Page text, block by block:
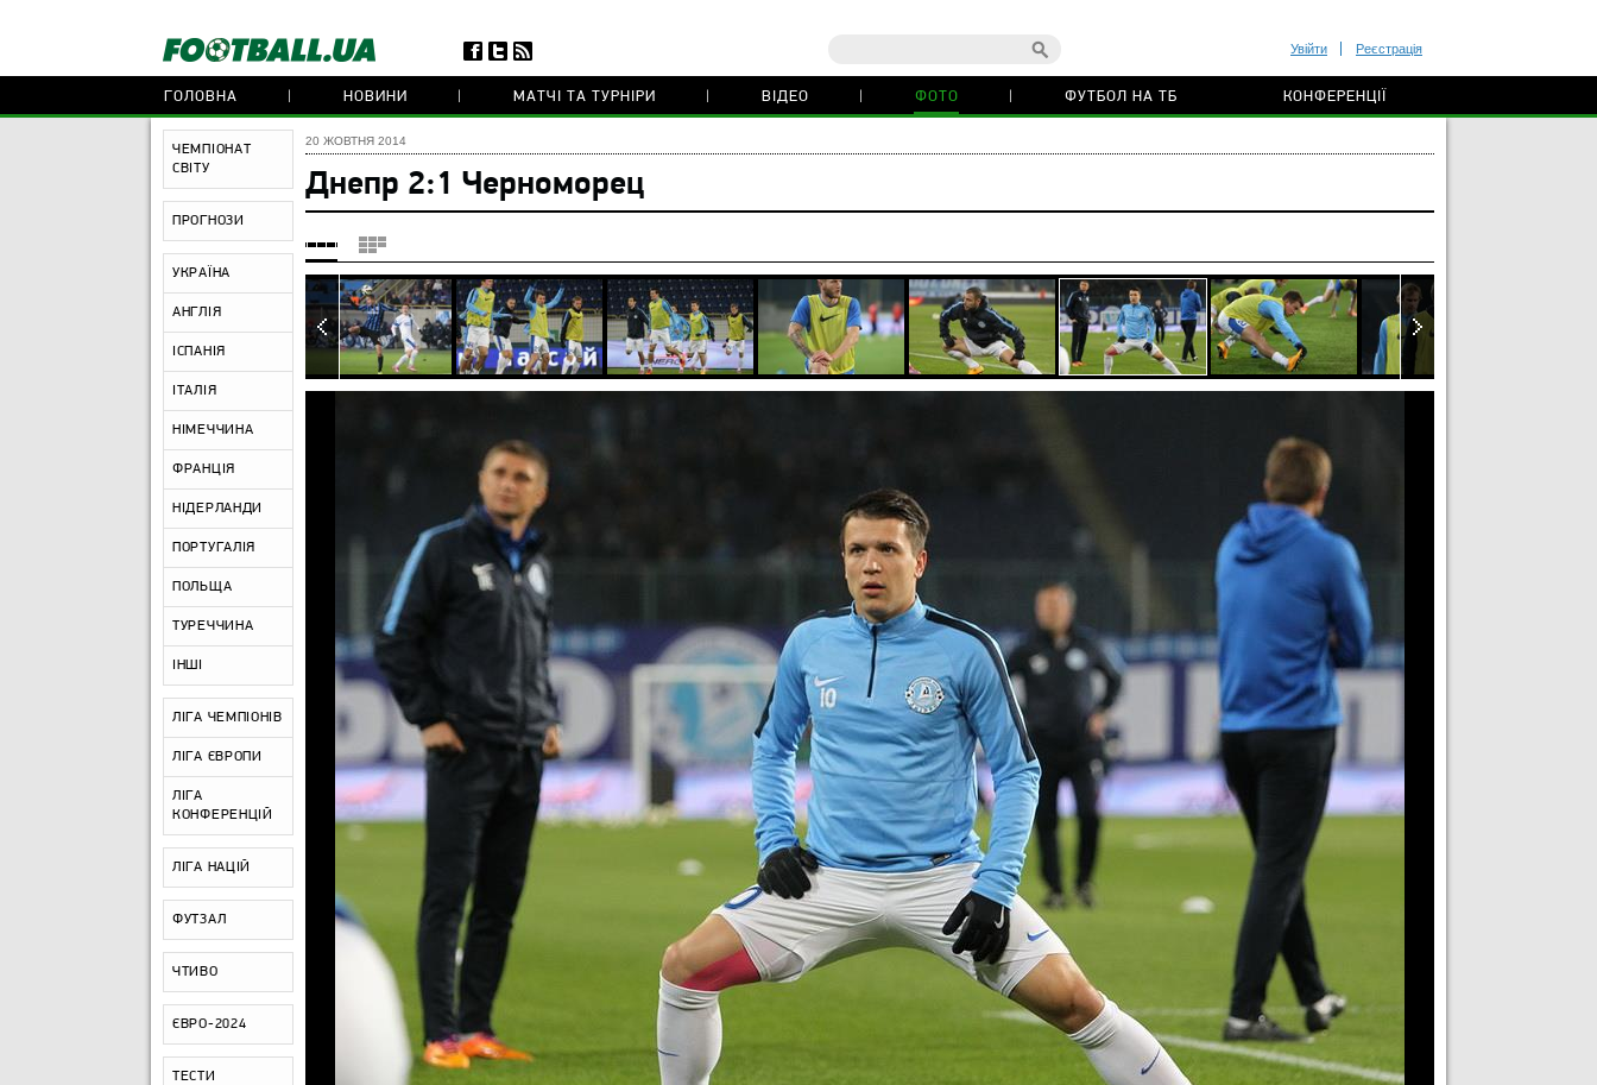
Увійти Реєстрація
ГОЛОВНА НОВИНИ МАТЧІ ТА ТУРНІРИ ВІДЕО ФОТО ФУТБОЛ НА ТБ КОНФЕРЕНЦІЇ
ЧЕМПІОНАТ
СВІТУ
ПРОГНОЗИ
УКРАЇНА
АНГЛІЯ
ІСПАНІЯ
ІТАЛІЯ
НІМЕЧЧИНА
ФРАНЦІЯ
НІДЕРЛАНДИ
ПОРТУГАЛІЯ
ПОЛЬЩА
ТУРЕЧЧИНА
ІНШІ
ЛІГА ЧЕМПІОНІВ
ЛІГА ЄВРОПИ
ЛІГА
КОНФЕРЕНЦІЙ
ЛІГА НАЦІЙ
ФУТЗАЛ
ЧТИВО
ЄВРО-2024
ТЕСТИ
20 ЖОВТНЯ 2014
Днепр 2:1 Черноморец